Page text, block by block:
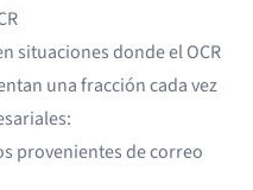
situaciones donde el OCR
una fracción cada vez
provenientes de correo